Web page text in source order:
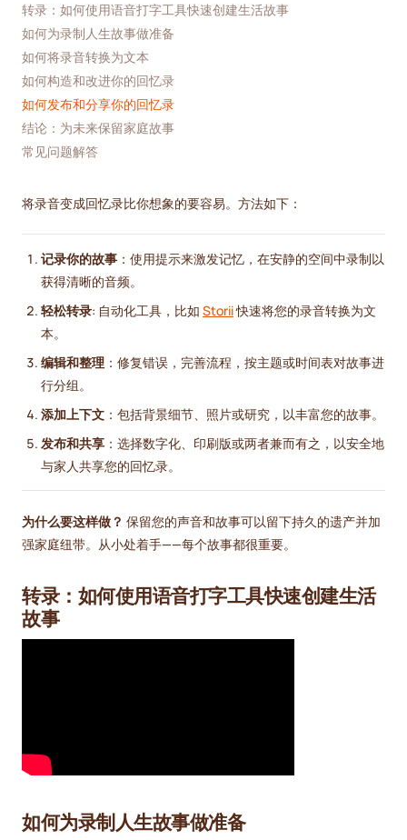
转录：如何使用语音打字工具快速创建生活故事
如何为录制人生故事做准备
如何将录音转换为文本
如何构造和改进你的回忆录
如何发布和分享你的回忆录
结论：为未来保留家庭故事
常见问题解答
将录音变成回忆录比你想象的要容易。方法如下：
记录你的故事 ：使用提示来激发记忆，在安静的空间中录制以
获得清晰的音频。
轻松转录: 自动化工具，比如 Storii快速将您的录音转换为文
本。
编辑和整理 ：修复错误，完善流程，按主题或时间表对故事进
行分组。
添加上下文 ：包括背景细节、照片或研究，以丰富您的故事。
发布和共享 ：选择数字化、印刷版或两者兼而有之，以安全地
与家人共享您的回忆录。
为什么要这样做？ 保留您的声音和故事可以留下持久的遗产并加
强家庭纽带。从小处着手——每个故事都很重要。
转录：如何使用语音打字工具快速创建生活
故事
如何为录制人生故事做准备